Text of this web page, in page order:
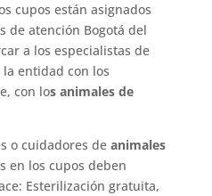
cupos están asignados
de atención Bogotá del
a los especialistas de
entidad con los
con los animales de
o cuidadores de animales
en los cupos deben
Esterilización gratuita,